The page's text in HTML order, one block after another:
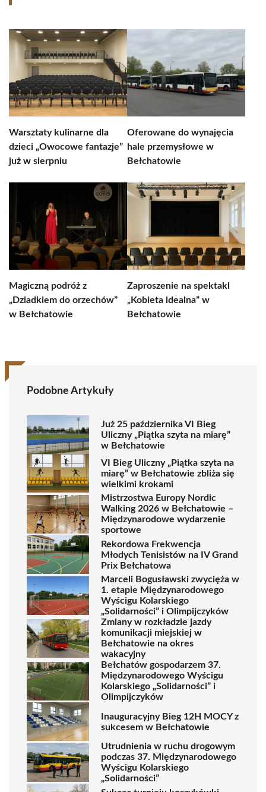
Warsztaty kulinarne dla
dzieci „Owocowe fantazje”
już w sierpniu
Oferowane do wynajęcia
hale przemysłowe w
Bełchatowie
Magiczną podróż z
„Dziadkiem do orzechów”
w Bełchatowie
Zaproszenie na spektakl
„Kobieta idealna” w
Bełchatowie
Podobne Artykuły
Już 25 października VI Bieg
Uliczny „Piątka szyta na miarę”
w Bełchatowie
VI Bieg Uliczny „Piątka szyta na
miarę” w Bełchatowie zbliża się
wielkimi krokami
Mistrzostwa Europy Nordic
Walking 2026 w Bełchatowie –
Międzynarodowe wydarzenie
sportowe
Rekordowa Frekwencja
Młodych Tenisistów na IV Grand
Prix Bełchatowa
Marceli Bogusławski zwycięża w
1. etapie Międzynarodowego
Wyścigu Kolarskiego
„Solidarności” i Olimpijczyków
Zmiany w rozkładzie jazdy
komunikacji miejskiej w
Bełchatowie na okres
wakacyjny
Bełchatów gospodarzem 37.
Międzynarodowego Wyścigu
Kolarskiego „Solidarności” i
Olimpijczyków
Inauguracyjny Bieg 12H MOCY z
sukcesem w Bełchatowie
Utrudnienia w ruchu drogowym
podczas 37. Międzynarodowego
Wyścigu Kolarskiego
„Solidarności”